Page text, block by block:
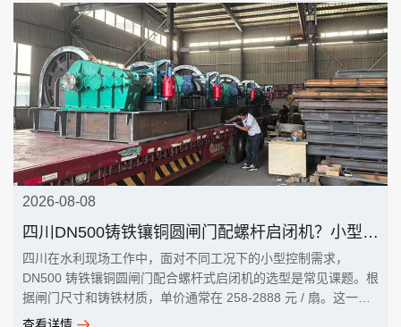
2026-08-08
四川DN500铸铁镶铜圆闸门配螺杆启闭机？小型组合选型
四川在水利现场工作中，面对不同工况下的小型控制需求，
DN500 铸铁镶铜圆闸门配合螺杆式启闭机的选型是常见课题。根
据闸门尺寸和铸铁材质，单价通常在 258-2888 元 / 扇。这一组
···